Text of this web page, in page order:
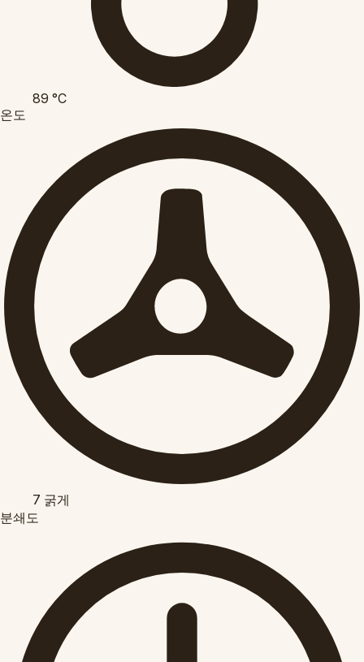
89°C
온도
7 굵게
분쇄도